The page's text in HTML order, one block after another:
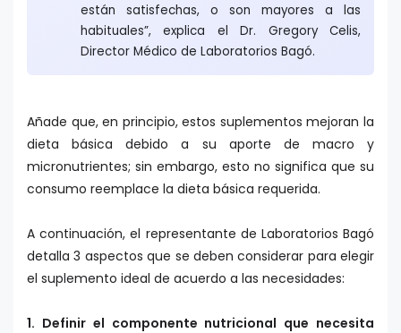
están satisfechas, o son mayores a las
habituales”, explica el Dr. Gregory Celis,
Director Médico de Laboratorios Bagó.
Añade que, en principio, estos suplementos mejoran la
dieta básica debido a su aporte de macro y
micronutrientes; sin embargo, esto no significa que su
consumo reemplace la dieta básica requerida.
A continuación, el representante de Laboratorios Bagó
detalla 3 aspectos que se deben considerar para elegir
el suplemento ideal de acuerdo a las necesidades:
1. Definir el componente nutricional que necesita